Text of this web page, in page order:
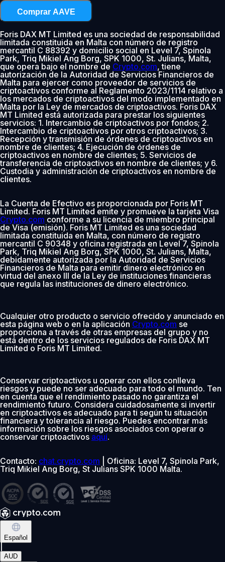
Comprar AAVE
Foris DAX MT Limited es una sociedad de responsabilidad
limitada constituida en Malta con número de registro
mercantil C 88392 y domicilio social en Level 7, Spinola
Park, Triq Mikiel Ang Borg, SPK 1000, St. Julians, Malta,
que opera bajo el nombre de Crypto.com, tiene
autorización de la Autoridad de Servicios Financieros de
Malta para ejercer como proveedor de servicios de
criptoactivos conforme al Reglamento 2023/1114 relativo a
los mercados de criptoactivos del modo implementado en
Malta por la Ley de mercados de criptoactivos. Foris DAX
MT Limited está autorizada para prestar los siguientes
servicios: 1. Intercambio de criptoactivos por fondos; 2.
Intercambio de criptoactivos por otros criptoactivos; 3.
Recepción y transmisión de órdenes de criptoactivos en
nombre de clientes; 4. Ejecución de órdenes de
criptoactivos en nombre de clientes; 5. Servicios de
transferencia de criptoactivos en nombre de clientes; y 6.
Custodia y administración de criptoactivos en nombre de
clientes.
La Cuenta de Efectivo es proporcionada por Foris MT
Limited. Foris MT Limited emite y promueve la tarjeta Visa
Crypto.com conforme a su licencia de miembro principal
de Visa (emisión). Foris MT Limited es una sociedad
limitada constituida en Malta, con número de registro
mercantil C 90348 y oficina registrada en Level 7, Spinola
Park, Triq Mikiel Ang Borg, SPK 1000, St. Julians, Malta,
debidamente autorizada por la Autoridad de Servicios
Financieros de Malta para emitir dinero electrónico en
virtud del anexo III de la Ley de instituciones financieras
que regula las instituciones de dinero electrónico.
Cualquier otro producto o servicio ofrecido y anunciado en
esta página web o en la aplicación Crypto.com se
proporciona a través de otras empresas del grupo y no
está dentro de los servicios regulados de Foris DAX MT
Limited o Foris MT Limited.
Conservar criptoactivos u operar con ellos conlleva
riesgos y puede no ser adecuado para todo el mundo. Ten
en cuenta que el rendimiento pasado no garantiza el
rendimiento futuro. Considera cuidadosamente si invertir
en criptoactivos es adecuado para ti según tu situación
financiera y tolerancia al riesgo. Puedes encontrar más
información sobre los riesgos asociados con operar o
conservar criptoactivos aquí.
Contacto: chat.crypto.com | Oficina: Level 7, Spinola Park,
Triq Mikiel Ang Borg, St Julians SPK 1000 Malta.
Español
AUD